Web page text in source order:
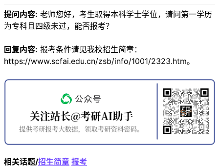
提问内容: 老师您好，考生取得本科学士学位，请问第一学历
为专科且四级未过，能否报考？
回复内容: 报考条件请见我校招生简章：
https://www.scfai.edu.cn/zsb/info/1001/2323.htm。
相关话题/招生简章 报考